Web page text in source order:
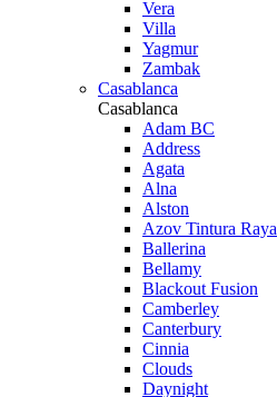
Vera
Villa
Yagmur
Zambak
Casablanca
Casablanca
Adam BC
Address
Agata
Alna
Alston
Azov Tintura Raya
Ballerina
Bellamy
Blackout Fusion
Camberley
Canterbury
Cinnia
Clouds
Daynight